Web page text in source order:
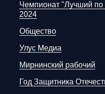
Чемпионат "Лучший
2024
Общество
Улус Медиа
Мирнинский рабочий
Год Защитника